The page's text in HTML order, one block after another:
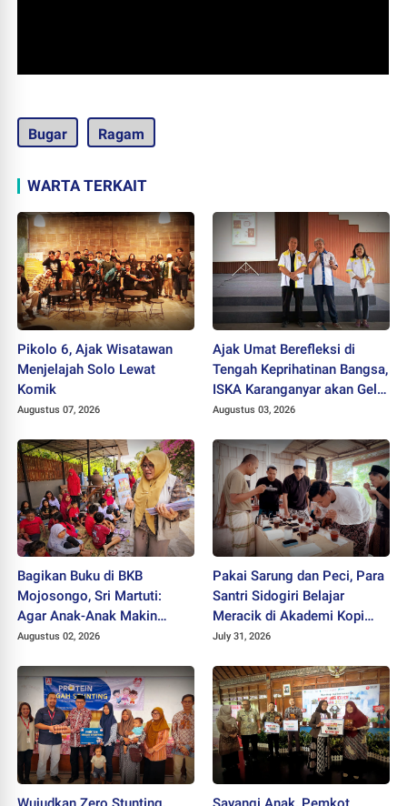
Bugar Ragam
WARTA TERKAIT
Pikolo 6, Ajak Wisatawan
Menjelajah Solo Lewat
Komik
Augustus 07, 2026
Ajak Umat Berefleksi di
Tengah Keprihatinan Bangsa,
ISKA Karanganyar akan Gelar
"Mlampah Ziarah"
Augustus 03, 2026
Bagikan Buku di BKB
Mojosongo, Sri Martuti:
Agar Anak-Anak Makin
Kreatif
Augustus 02, 2026
Pakai Sarung dan Peci, Para
Santri Sidogiri Belajar
Meracik di Akademi Kopi
Santri
July 31, 2026